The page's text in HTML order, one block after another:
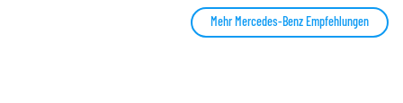
Mehr Mercedes-Benz Empfehlungen